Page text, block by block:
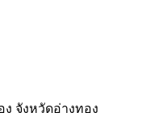
จังหวัดอ่างทอง